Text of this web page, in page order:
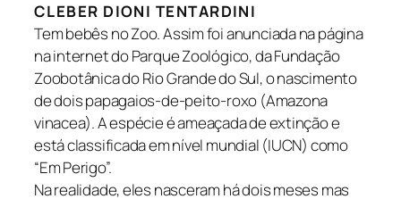
CLEBER DIONI TENTARDINI
Tem bebês no Zoo. Assim foi anunciada na página
na internet do Parque Zoológico, da Fundação
Zoobotânica do Rio Grande do Sul, o nascimento
de dois papagaios-de-peito-roxo (Amazona
vinacea). A espécie é ameaçada de extinção e
está classificada em nível mundial (IUCN) como
“Em Perigo”.
Na realidade, eles nasceram há dois meses mas